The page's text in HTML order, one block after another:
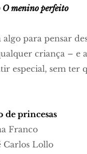
O menino perfeito
para pensar
criança – e
especial, sem ter
de princesas
Franco
Carlos Lollo